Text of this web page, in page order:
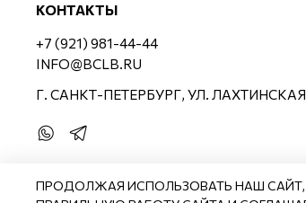
КОНТАКТЫ
+7 (921) 981-44-44
INFO@BCLB.RU
Г. САНКТ-ПЕТЕРБУРГ, УЛ.
©2026BCLB.RU
ПРОДОЛЖАЯ ИСПОЛЬЗОВАТЬ НАШ САЙТ,